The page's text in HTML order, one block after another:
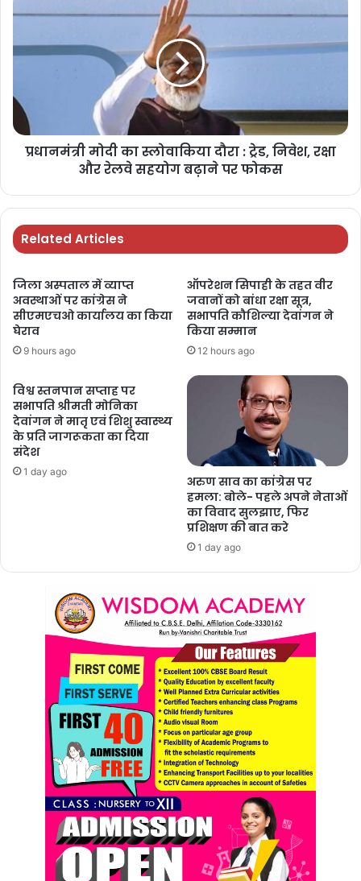
प्रधानमंत्री मोदी का स्लोवाकिया दौरा : ट्रेड, निवेश, रक्षा
और रेलवे सहयोग बढ़ाने पर फोकस
Related Articles
जिला अस्पताल में व्याप्त
अवस्थाओं पर कांग्रेस ने
सीएमएचओ कार्यालय का किया
घेराव
9 hours ago
ऑपरेशन सिपाही के तहत वीर
जवानों को बांधा रक्षा सूत्र,
सभापति कौशिल्या देवांगन ने
किया सम्मान
12 hours ago
विश्व स्तनपान सप्ताह पर
सभापति श्रीमती मोनिका
देवांगन ने मातृ एवं शिशु स्वास्थ्य
के प्रति जागरूकता का दिया
संदेश
1 day ago
अरुण साव का कांग्रेस पर
हमला: बोले- पहले अपने नेताओं
का विवाद सुलझाए, फिर
प्रशिक्षण की बात करे
1 day ago